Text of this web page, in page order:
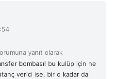
yanıt olarak
bombası! bu kulüp için ne
verici ise, bir o kadar da